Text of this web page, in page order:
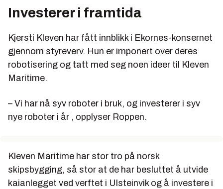
Investerer i framtida
Kjersti Kleven har fått innblikk i Ekornes-konsernet
gjennom styreverv. Hun er imponert over deres
robotisering og tatt med seg noen ideer til Kleven
Maritime.
– Vi har nå syv roboter i bruk, og investerer i syv
nye roboter i år , opplyser Roppen.
Kleven Maritime har stor tro på norsk
skipsbygging, så stor at de har besluttet å utvide
kaianlegget ved verftet i Ulsteinvik og å investere i